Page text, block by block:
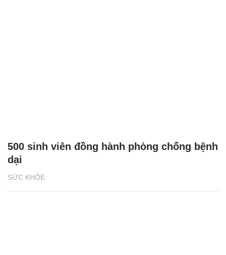
SỨC KHỎE
500 sinh viên đồng hành phòng chống bệnh
dại